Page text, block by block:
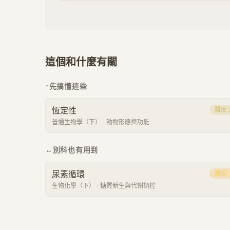
這個和什麼有關
↑ 先搞懂這些
恆定性
普通生物學（下） · 動物形態與功能
難度
↔ 別科也有用到
尿素循環
生物化學（下） · 糖質新生與代謝調控
難度